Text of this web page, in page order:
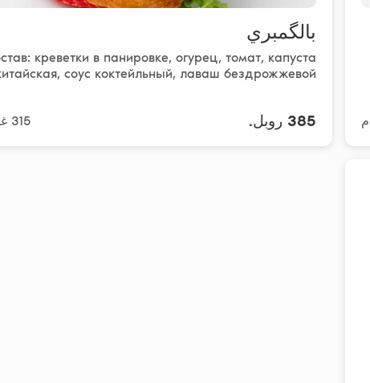
بالگمبري
креветки в панировке, огурец, томат, капуста
соус коктейльный, лаваш бездрожжевой
385 روبل. 315 غرام